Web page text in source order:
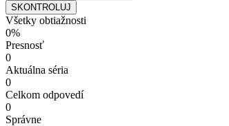
SKONTROLUJ
Všetky obtiažnosti
0%
Presnosť
0
Aktuálna séria
0
Celkom odpovedí
0
Správne